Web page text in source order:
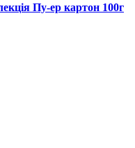
Пу-ер картон 100г